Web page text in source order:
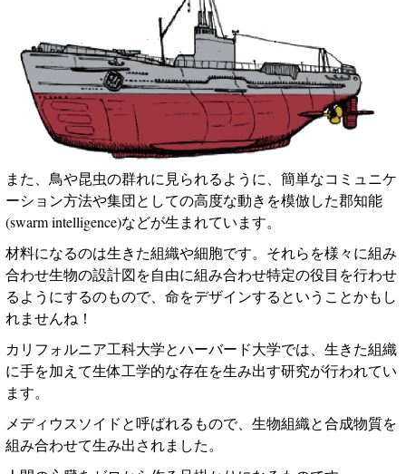
また、鳥や昆虫の群れに見られるように、簡単なコミュニケ
ーション方法や集団としての高度な動きを模倣した郡知能
(swarm intelligence)などが生まれています。
材料になるのは生きた組織や細胞です。それらを様々に組み
合わせ生物の設計図を自由に組み合わせ特定の役目を行わせ
るようにするのもので、命をデザインするということかもし
れませんね！
カリフォルニア工科大学とハーバード大学では、生きた組織
に手を加えて生体工学的な存在を生み出す研究が行われてい
ます。
メディウスソイドと呼ばれるもので、生物組織と合成物質を
組み合わせて生み出されました。